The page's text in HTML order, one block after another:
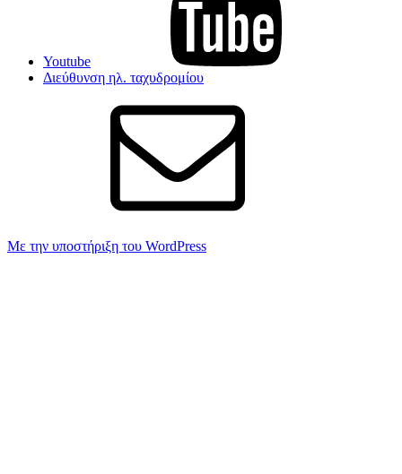
Youtube
Διεύθυνση ηλ. ταχυδρομίου
Με την υποστήριξη του WordPress